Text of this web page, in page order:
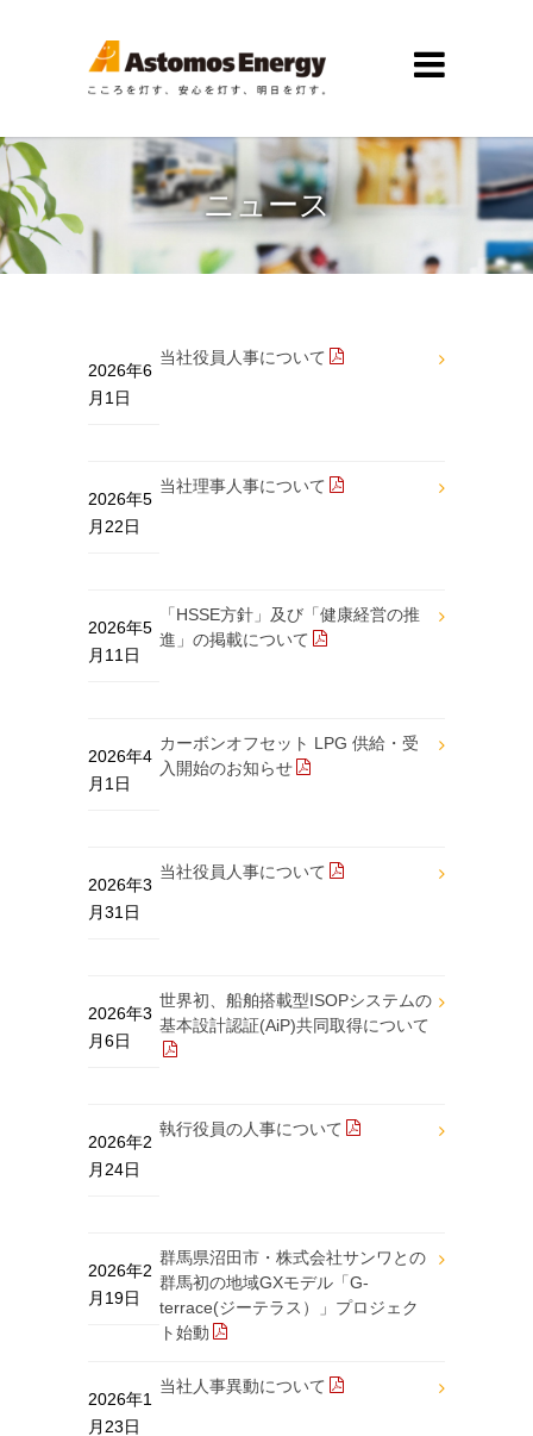
ニュース
当社役員人事について
2026年6
月1日
当社理事人事について
2026年5
月22日
「HSSE方針」及び「健康経営の推
進」の掲載について
2026年5
月11日
カーボンオフセット LPG 供給・受
入開始のお知らせ
2026年4
月1日
当社役員人事について
2026年3
月31日
世界初、船舶搭載型ISOPシステムの
基本設計認証(AiP)共同取得について
2026年3
月6日
執行役員の人事について
2026年2
月24日
群馬県沼田市・株式会社サンワとの
群馬初の地域GXモデル「G-
terrace(ジーテラス）」プロジェク
ト始動
2026年2
月19日
当社人事異動について
2026年1
月23日